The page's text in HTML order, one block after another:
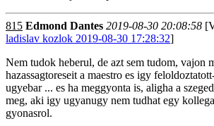
815 Edmond Dantes 2019-08-30 20:08:58
ladislav kozlok 2019-08-30 17:28:32]
Nem tudok heberul, de azt sem tudom, vajon
hazassagtoreseit a maestro es igy
ugyebar ... es ha meggyonta is, aligha a
meg, aki igy ugyanugy nem tudhat egy
gyonasrol.